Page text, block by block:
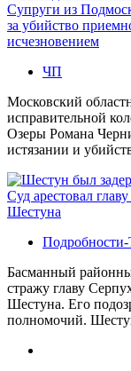
Супруги из
за убийство
исчезновением
ЧП
Московский
исправительной
Озеры Романа
истязании и
Суд арестовал
Шестуна
Басманный
стражу главу
Шестуна. Его
полномочий.